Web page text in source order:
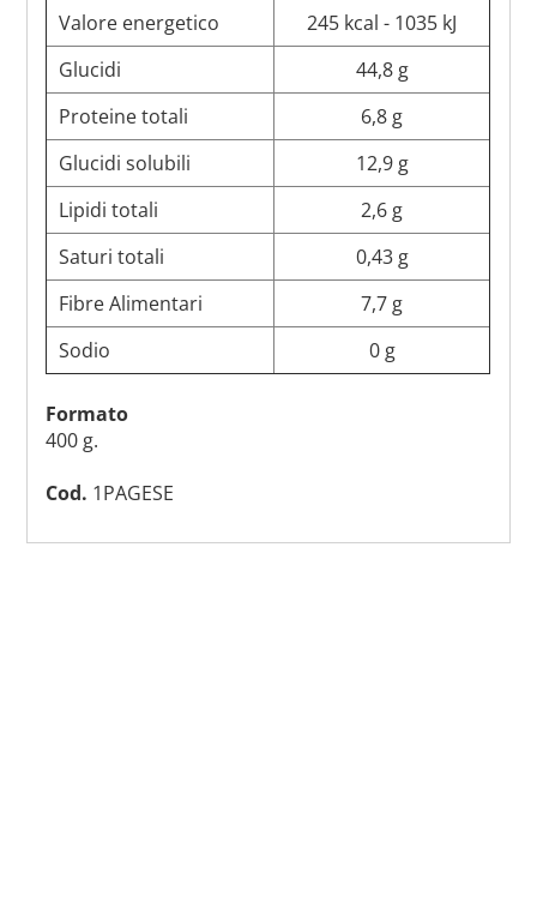
Valore energetico
245 kcal - 1035 kJ
Glucidi
44,8 g
Proteine totali
6,8 g
Glucidi solubili
12,9 g
Lipidi totali
2,6 g
Saturi totali
0,43 g
Fibre Alimentari
7,7 g
Sodio
0 g
Formato
400 g.
Cod. 1PAGESE